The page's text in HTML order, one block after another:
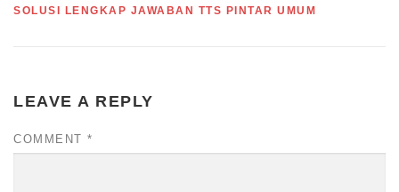
SOLUSI LENGKAP JAWABAN TTS PINTAR UMUM
LEAVE A REPLY
COMMENT *